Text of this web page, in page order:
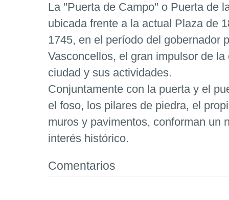
La "Puerta de Campo" o Puerta de
ubicada frente a la actual Plaza de
1745, en el período del gobernador
Vasconcellos, el gran impulsor de
ciudad y sus actividades.
Conjuntamente con la puerta y el
el foso, los pilares de piedra, el
muros y pavimentos, conforman un
interés histórico.
Comentarios